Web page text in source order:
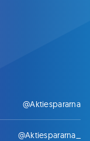
@Aktiespararna
@Aktiespararna_